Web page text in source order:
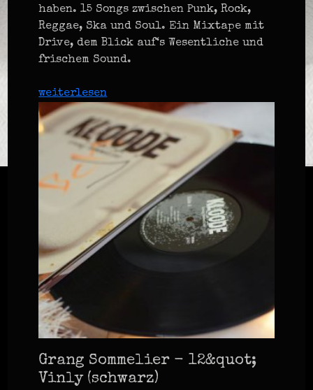
haben. 15 Songs zwischen Punk, Rock,
Reggae, Ska und Soul. Ein Mixtape mit
Drive, dem Blick auf‘s Wesentliche und
frischem Sound.
weiterlesen
Grang Sommelier - 12&quot;
Vinly (schwarz)